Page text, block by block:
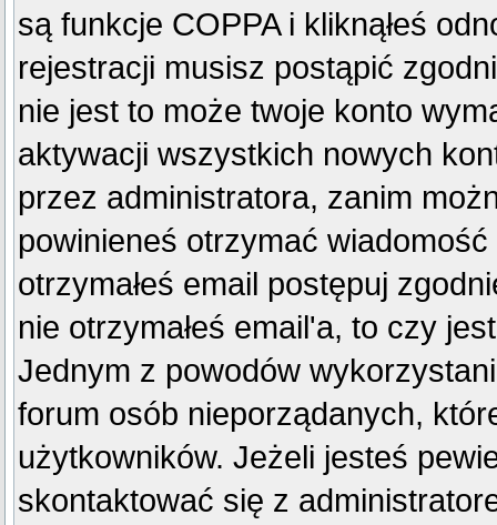
są funkcje COPPA i kliknąłeś
rejestracji musisz postąpić
nie jest to może twoje konto
aktywacji wszystkich nowych
przez administratora, zanim
powinieneś otrzymać
otrzymałeś email postępuj
nie otrzymałeś email'a, to czy
Jednym z powodów
forum osób nieporządanych,
użytkowników. Jeżeli jesteś
skontaktować się z